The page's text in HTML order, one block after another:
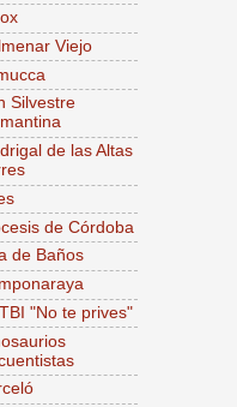
Viejo
Silvestre
de las Altas
de Córdoba
de Baños
"No te prives"